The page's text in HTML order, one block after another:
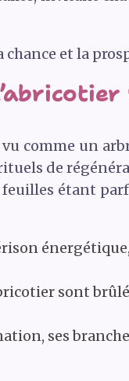
et la
comme un
de
étant
sont
ses